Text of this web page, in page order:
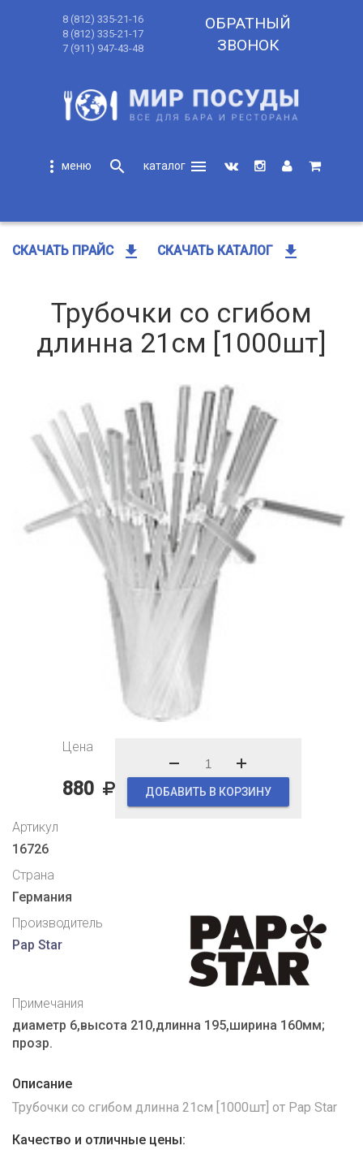
8 (812) 335-21-16
8 (812) 335-21-17
7 (911) 947-43-48
ОБРАТНЫЙ
ЗВОНОК
more_vert search
menu
СКАЧАТЬ ПРАЙС get_app СКАЧАТЬ КАТАЛОГ get_app
Трубочки со сгибом
длинна 21см [1000шт]
Цена
880 ДОБАВИТЬ В КОРЗИНУ
Артикул
16726
Страна
Германия
Производитель
Pap Star
Примечания
диаметр 6,высота 210,длинна 195,ширина 160мм;
прозр.
Описание
Трубочки со сгибом длинна 21см [1000шт] от Pap Star
Качество и отличные цены: